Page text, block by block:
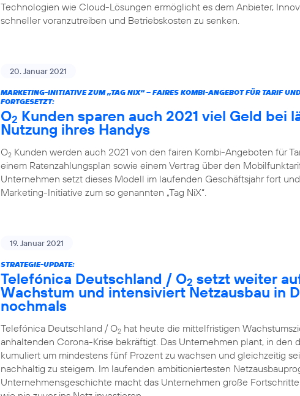
Technologien wie Cloud-Lösungen ermöglicht es dem Anbieter,
schneller voranzutreiben und Betriebskosten zu senken.
20. Januar 2021
MARKETING-INITIATIVE ZUM „TAG NIX“ – FAIRES KOMBI-ANGEBOT FÜR TARIF
FORTGESETZT:
O2 Kunden sparen auch 2021 viel Geld bei
Nutzung ihres Handys
O2 Kunden werden auch 2021 von den fairen Kombi-Angeboten für
einem Ratenzahlungsplan sowie einem Vertrag über den
Unternehmen setzt dieses Modell im laufenden Geschäftsjahr fort
Marketing-Initiative zum so genannten „Tag NiX“.
19. Januar 2021
STRATEGIE-UPDATE:
Telefónica Deutschland / O2 setzt weiter
Wachstum und intensiviert Netzausbau in
nochmals
Telefónica Deutschland / O2 hat heute die mittelfristigen
anhaltenden Corona-Krise bekräftigt. Das Unternehmen plant, in den
kumuliert um mindestens fünf Prozent zu wachsen und gleichzeitig
nachhaltig zu steigern. Im laufenden ambitioniertesten
Unternehmensgeschichte macht das Unternehmen große